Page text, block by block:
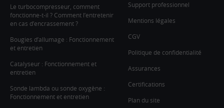
Le turbocompresseur, comment
fonctionne-t-il ? Comment l’entretenir
en cas d’encrassement ?
Bougies d’allumage : Fonctionnement
et entretien
Catalyseur : Fonctionnement et
entretien
Sonde lambda ou sonde oxygène :
Fonctionnement et entretien
Support professionnel
Mentions légales
CGV
Politique de confidentialité
Assurances
Certifications
Plan du site